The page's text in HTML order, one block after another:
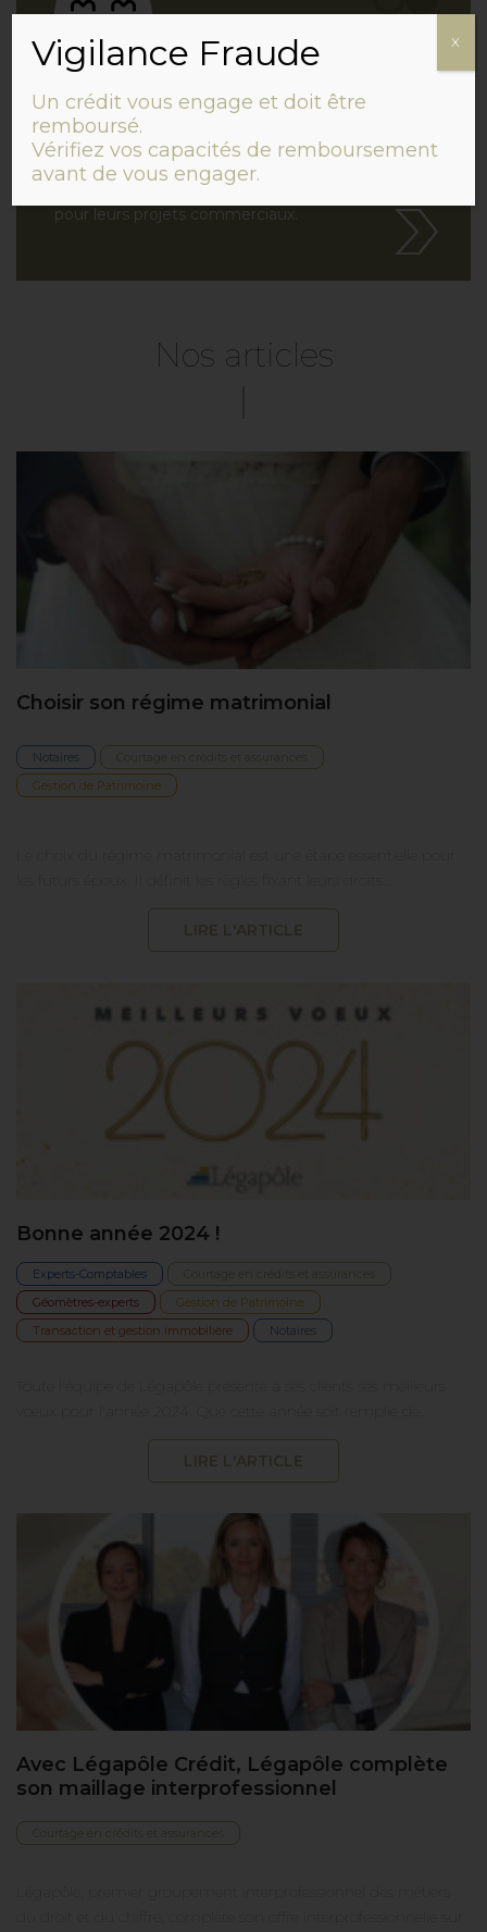
Négociation d’un prêt
professionnel
La négociation d’un crédit est une
démarche essentielle pour les
entrepreneurs en quête de financement
pour leurs projets commerciaux.
Nos articles
Choisir son régime matrimonial
Notaires
Gestion de Patrimoine
Bonne année 2024 !
Experts-Comptables
Géomètres-experts
Gestion de Patrimoine
Transaction et gestion immobilière
Notaires
Avec Légapôle Crédit, Légapôle complète
son maillage interprofessionnel
Vigilance Fraude
Un crédit vous engage et doit être
remboursé.
Vérifiez vos capacités de remboursement
avant de vous engager.
X